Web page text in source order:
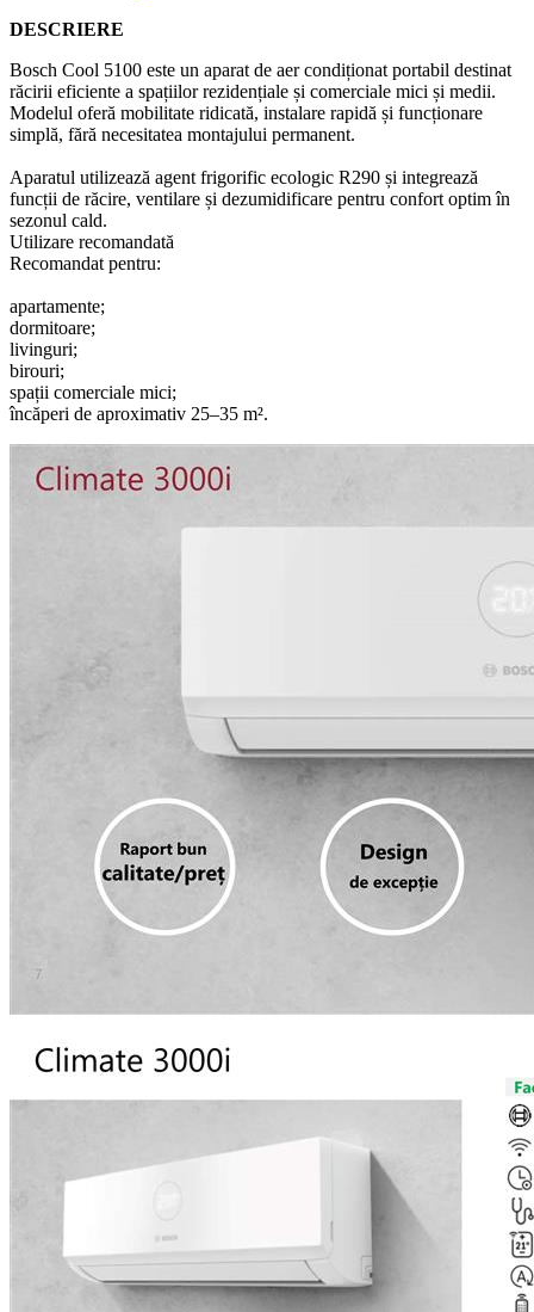
DESCRIERE
Bosch Cool 5100 este un aparat de aer condiționat portabil destinat
răcirii eficiente a spațiilor rezidențiale și comerciale mici și medii.
Modelul oferă mobilitate ridicată, instalare rapidă și funcționare
simplă, fără necesitatea montajului permanent.
Aparatul utilizează agent frigorific ecologic R290 și integrează
funcții de răcire, ventilare și dezumidificare pentru confort optim în
sezonul cald.
Utilizare recomandată
Recomandat pentru:
apartamente;
dormitoare;
livinguri;
birouri;
spații comerciale mici;
încăperi de aproximativ 25–35 m².